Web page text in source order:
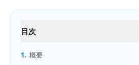
目次
1. 概要